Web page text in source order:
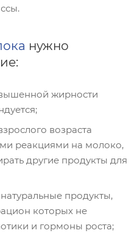
нужно
жирности
возраста
реакциями на молоко,
другие продукты для
продукты,
которых не
и гормоны роста;